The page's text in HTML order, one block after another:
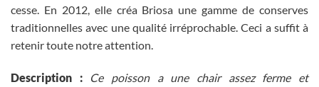
cesse. En 2012, elle créa Briosa une gamme de conserves
traditionnelles avec une qualité irréprochable. Ceci a suffit à
retenir toute notre attention.
Description : Ce poisson a une chair assez ferme et